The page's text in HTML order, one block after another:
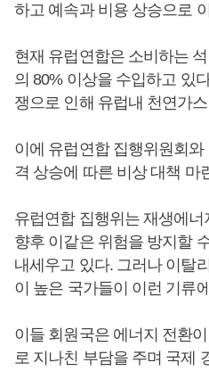
하고 예속과 비용 상승으로
현재 유럽연합은 소비하는
의 80% 이상을 수입하고 있
쟁으로 인해 유럽내 천연가
이에 유럽연합 집행위원회
격 상승에 따른 비상 대책 마
유럽연합 집행위는 재생에너
향후 이같은 위험을 방지할
내세우고 있다. 그러나 이탈
이 높은 국가들이 이런 기류
이들 회원국은 에너지 전환
로 지나친 부담을 주며 국제